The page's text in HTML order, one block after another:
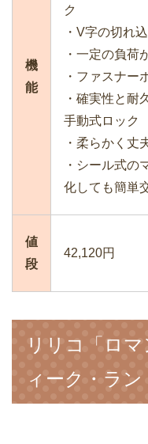
機
能
ク
・V字の切れ
・一定の負荷
・ファスナー
・確実性と耐
手動式ロック
・柔らかく丈
・シール式の
化しても簡単
値
段
42,120円
リリコ「ロ
ィーク・ラン